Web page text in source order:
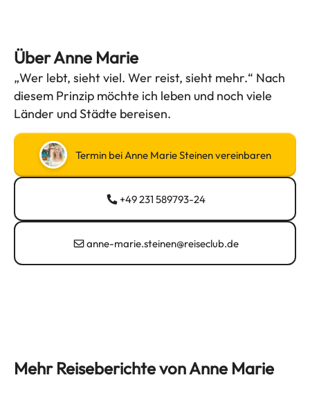
Über Anne Marie
„Wer lebt, sieht viel. Wer reist, sieht mehr.“ Nach
diesem Prinzip möchte ich leben und noch viele
Länder und Städte bereisen.
Termin bei Anne Marie Steinen vereinbaren
+49 231 589793-24
anne-marie.steinen@reiseclub.de
Mehr Reiseberichte von Anne Marie